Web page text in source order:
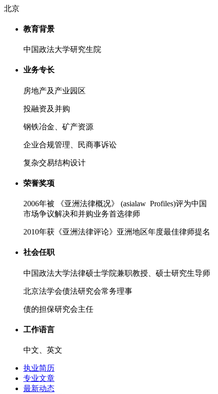
北京
教育背景
中国政法大学研究生院
业务专长
房地产及产业园区
投融资及并购
钢铁冶金、矿产资源
企业合规管理、民商事诉讼
复杂交易结构设计
荣誉奖项
2006年被 《亚洲法律概况》 (asialaw Profiles)评为中国
市场争议解决和并购业务首选律师
2010年获《亚洲法律评论》亚洲地区年度最佳律师提名
社会任职
中国政法大学法律硕士学院兼职教授、硕士研究生导师
北京法学会债法研究会常务理事
债的担保研究会主任
工作语言
中文、英文
执业简历
专业文章
最新动态